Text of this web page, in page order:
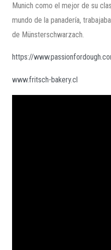
Munich como el mejor de su
mundo de la panadería,
de Münsterschwarzach.
https://
www.fritsch-bakery.cl